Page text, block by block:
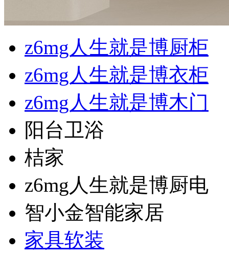
z6mg人生就是博厨柜
z6mg人生就是博衣柜
z6mg人生就是博木门
阳台卫浴
桔家
z6mg人生就是博厨电
智小金智能家居
家具软装